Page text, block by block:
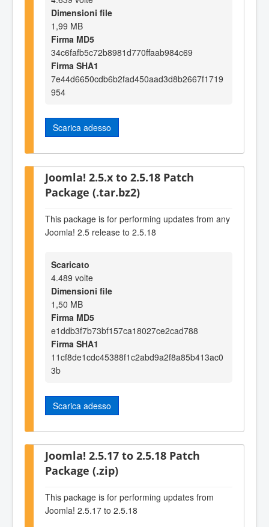
Dimensioni file
1,99 MB
Firma MD5
34c6fafb5c72b8981d770ffaab984c69
Firma SHA1
7e44d6650cdb6b2fad450aad3d8b2667f1719
954
Scarica adesso
Joomla! 2.5.x to 2.5.18 Patch
Package (.tar.bz2)
This package is for performing updates from any
Joomla! 2.5 release to 2.5.18
Scaricato
4.489 volte
Dimensioni file
1,50 MB
Firma MD5
e1ddb3f7b73bf157ca18027ce2cad788
Firma SHA1
11cf8de1cdc45388f1c2abd9a2f8a85b413ac0
3b
Scarica adesso
Joomla! 2.5.17 to 2.5.18 Patch
Package (.zip)
This package is for performing updates from
Joomla! 2.5.17 to 2.5.18